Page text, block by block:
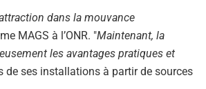
dans la mouvance
MAGS à l’ONR. "Maintenant, la
les avantages pratiques et
de ses installations à partir de sources